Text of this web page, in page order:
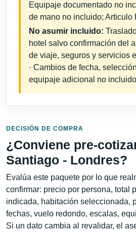
Equipaje documentado no
de mano no incluido; Articulo
No asumir incluido:
hotel salvo confirmación del
de viaje, seguros y servicios
· Cambios de fecha,
equipaje adicional no
DECISIÓN DE COMPRA
¿Conviene pre-
Santiago - Londres?
Evalúa este paquete por lo que
confirmar: precio por persona, total
indicada, habitación seleccionada,
fechas, vuelo redondo, escalas,
Si un dato cambia al revalidar, el